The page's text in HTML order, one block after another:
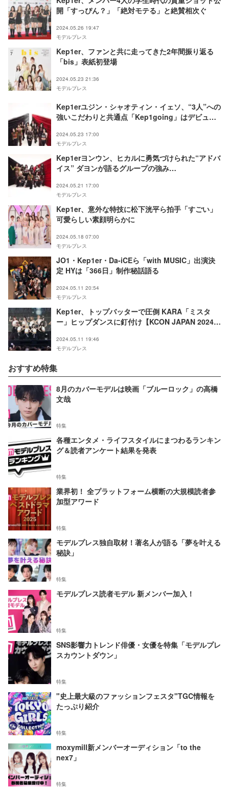
開「すっぴん？」「絶対モテる」と絶賛相次ぐ
2024.05.26 19:47
モデルプレス
Kep1er、ファンと共に走ってきた2年間振り返る
「bis」表紙初登場
2024.05.23 21:36
モデルプレス
Kep1erユジン・シャオティン・イェソ、“3人”への
強いこだわりと共通点「Kep1going」はデビュー
インタビューVol.3】
2024.05.23 17:00
モデルプレス
Kep1erヨンウン、ヒカルに勇気づけられた“アドバ
イス” ダヨンが語るグループの強み
2024.05.21 17:00
モデルプレス
Kep1er、意外な特技に松下洸平ら拍手「すごい」
可愛らしい素顔明らかに
2024.05.18 07:00
モデルプレス
JO1・Kep1er・Da-iCEら「with MUSIC」出演決
定 HYは「366日」制作秘話語る
2024.05.11 20:54
モデルプレス
Kep1er、トップバッターで圧倒 KARA「ミスタ
ー」ヒップダンスに釘付け【KCON JAPAN 2024／
2024.05.11 19:46
モデルプレス
おすすめ特集
8月のカバーモデルは映画「ブルーロック」の高橋
文哉
特集
各種エンタメ・ライフスタイルにまつわるランキン
グ＆読者アンケート結果を発表
特集
業界初！ 全プラットフォーム横断の大規模読者参
加型アワード
特集
モデルプレス独自取材！著名人が語る「夢を叶える
秘訣」
特集
モデルプレス読者モデル 新メンバー加入！
特集
SNS影響力トレンド俳優・女優を特集「モデルプレ
スカウントダウン」
特集
"史上最大級のファッションフェスタ"TGC情報を
たっぷり紹介
特集
moxymill新メンバーオーディション「to the
nex7」
特集